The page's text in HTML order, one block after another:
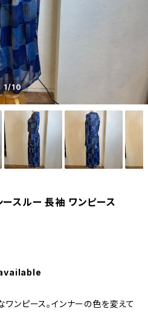
1/10
スルー 長袖 ワンピース
ンピース。インナーの色を変えて